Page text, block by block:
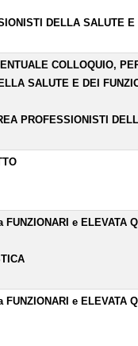
DELLA SALUTE
COLLOQUIO,
SALUTE E DEI
PROFESSIONISTI
FUNZIONARI e ELEVATA
e ELEVATA